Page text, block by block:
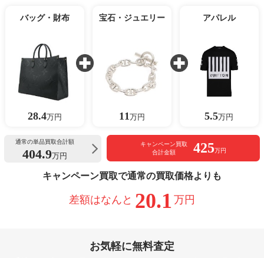
バッグ・財布
28.4万円
宝石・ジュエリー
11 万円
アパレル
5.5万円
通常の単品買取合計額
404.9万円
キャンペーン買取
合計金額
425万円
キャンペーン買取で通常の買取価格よりも
差額はなんと 20.1 万円
お気軽に無料査定